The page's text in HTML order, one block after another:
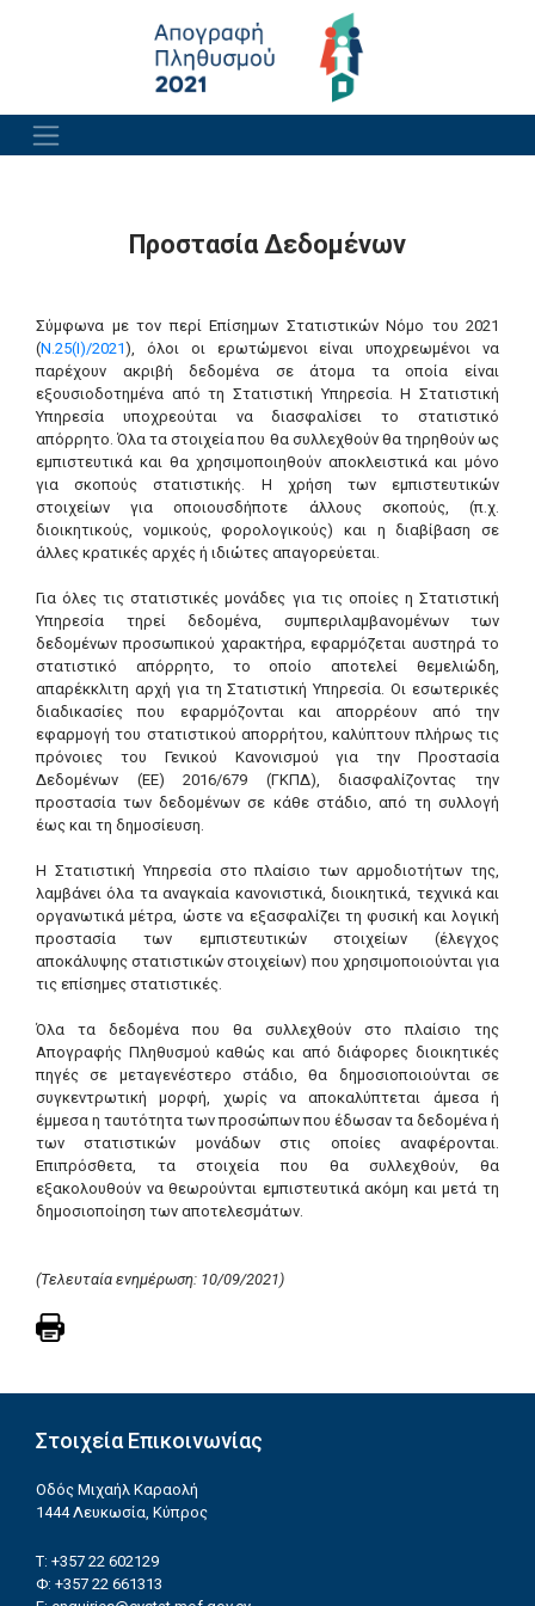
Προστασία Δεδομένων
Σύμφωνα με τον περί Επίσημων Στατιστικών Νόμο του 2021
(Ν.25(Ι)/2021), όλοι οι ερωτώμενοι είναι υποχρεωμένοι να
παρέχουν ακριβή δεδομένα σε άτομα τα οποία είναι
εξουσιοδοτημένα από τη Στατιστική Υπηρεσία. Η Στατιστική
Υπηρεσία υποχρεούται να διασφαλίσει το στατιστικό
απόρρητο. Όλα τα στοιχεία που θα συλλεχθούν θα τηρηθούν ως
εμπιστευτικά και θα χρησιμοποιηθούν αποκλειστικά και μόνο
για σκοπούς στατιστικής. Η χρήση των εμπιστευτικών
στοιχείων για οποιουσδήποτε άλλους σκοπούς, (π.χ.
διοικητικούς, νομικούς, φορολογικούς) και η διαβίβαση σε
άλλες κρατικές αρχές ή ιδιώτες απαγορεύεται.
Για όλες τις στατιστικές μονάδες για τις οποίες η Στατιστική
Υπηρεσία τηρεί δεδομένα, συμπεριλαμβανομένων των
δεδομένων προσωπικού χαρακτήρα, εφαρμόζεται αυστηρά το
στατιστικό απόρρητο, το οποίο αποτελεί θεμελιώδη,
απαρέκκλιτη αρχή για τη Στατιστική Υπηρεσία. Οι εσωτερικές
διαδικασίες που εφαρμόζονται και απορρέουν από την
εφαρμογή του στατιστικού απορρήτου, καλύπτουν πλήρως τις
πρόνοιες του Γενικού Κανονισμού για την Προστασία
Δεδομένων (ΕΕ) 2016/679 (ΓΚΠΔ), διασφαλίζοντας την
προστασία των δεδομένων σε κάθε στάδιο, από τη συλλογή
έως και τη δημοσίευση.
Η Στατιστική Υπηρεσία στο πλαίσιο των αρμοδιοτήτων της,
λαμβάνει όλα τα αναγκαία κανονιστικά, διοικητικά, τεχνικά και
οργανωτικά μέτρα, ώστε να εξασφαλίζει τη φυσική και λογική
προστασία των εμπιστευτικών στοιχείων (έλεγχος
αποκάλυψης στατιστικών στοιχείων) που χρησιμοποιούνται για
τις επίσημες στατιστικές.
Όλα τα δεδομένα που θα συλλεχθούν στο πλαίσιο της
Απογραφής Πληθυσμού καθώς και από διάφορες διοικητικές
πηγές σε μεταγενέστερο στάδιο, θα δημοσιοποιούνται σε
συγκεντρωτική μορφή, χωρίς να αποκαλύπτεται άμεσα ή
έμμεσα η ταυτότητα των προσώπων που έδωσαν τα δεδομένα ή
των στατιστικών μονάδων στις οποίες αναφέρονται.
Επιπρόσθετα, τα στοιχεία που θα συλλεχθούν, θα
εξακολουθούν να θεωρούνται εμπιστευτικά ακόμη και μετά τη
δημοσιοποίηση των αποτελεσμάτων.
(Τελευταία ενημέρωση: 10/09/2021)
Στοιχεία Επικοινωνίας
Οδός Μιχαήλ Καραολή
1444 Λευκωσία, Κύπρος
T: +357 22 602129
Φ: +357 22 661313